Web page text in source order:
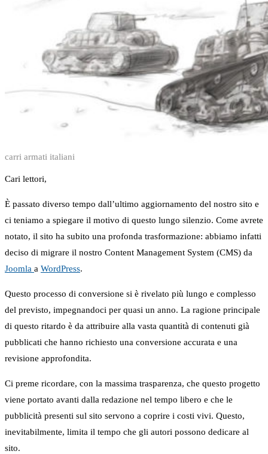
carri armati italiani
Cari lettori,
È passato diverso tempo dall’ultimo aggiornamento del nostro sito e
ci teniamo a spiegare il motivo di questo lungo silenzio. Come avrete
notato, il sito ha subito una profonda trasformazione: abbiamo infatti
deciso di migrare il nostro Content Management System (CMS) da
Joomla a WordPress.
Questo processo di conversione si è rivelato più lungo e complesso
del previsto, impegnandoci per quasi un anno. La ragione principale
di questo ritardo è da attribuire alla vasta quantità di contenuti già
pubblicati che hanno richiesto una conversione accurata e una
revisione approfondita.
Ci preme ricordare, con la massima trasparenza, che questo progetto
viene portato avanti dalla redazione nel tempo libero e che le
pubblicità presenti sul sito servono a coprire i costi vivi. Questo,
inevitabilmente, limita il tempo che gli autori possono dedicare al
sito.